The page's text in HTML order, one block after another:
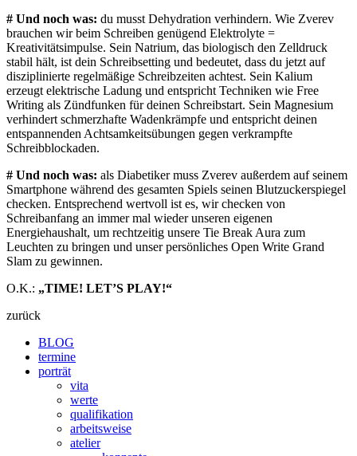
# Und noch was: du musst Dehydration verhindern. Wie Zverev
brauchen wir beim Schreiben genügend Elektrolyte =
Kreativitätsimpulse. Sein Natrium, das biologisch den Zelldruck
stabil hält, ist dein Schreibsetting und bedeutet, dass du jetzt auf
disziplinierte regelmäßige Schreibzeiten achtest. Sein Kalium
erzeugt elektrische Ladung und entspricht Techniken wie Free
Writing als Zündfunken für deinen Schreibstart. Sein Magnesium
verhindert schmerzhafte Wadenkrämpfe und entspricht deinen
entspannenden Achtsamkeitsübungen gegen verkrampfte
Schreibblockaden.
# Und noch was: als Diabetiker muss Zverev außerdem auf seinem
Smartphone während des gesamten Spiels seinen Blutzuckerspiegel
checken. Entsprechend wertvoll ist es, wir checken von
Schreibanfang an immer mal wieder unseren eigenen
Energiehaushalt, um rechtzeitig unsere Tie Break Aura zum
Leuchten zu bringen und unser persönliches Open Write Grand
Slam zu gewinnen.
O.K.: „TIME! LET’S PLAY!“
zurück
BLOG
termine
porträt
vita
werte
qualifikation
arbeitsweise
atelier